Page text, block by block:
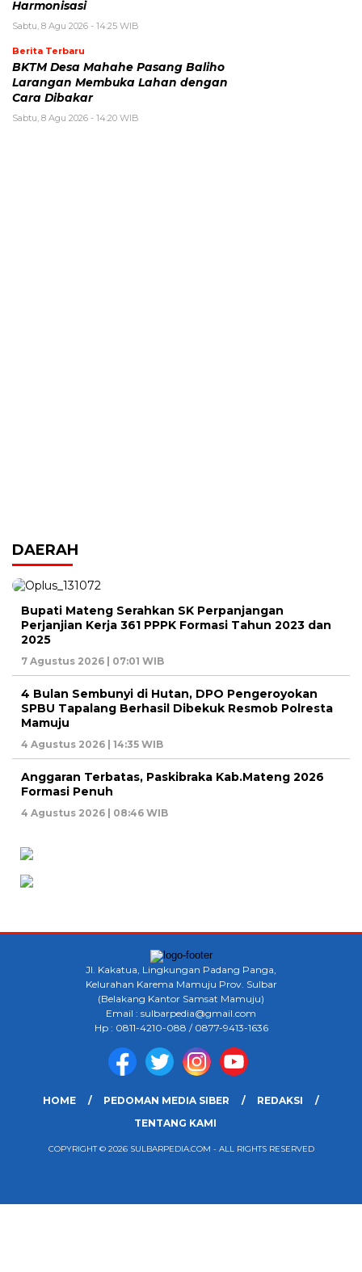
Harmonisasi
Sabtu, 8 Agu 2026 - 14:25 WIB
Berita Terbaru
BKTM Desa Mahahe Pasang Baliho
Larangan Membuka Lahan dengan
Cara Dibakar
Sabtu, 8 Agu 2026 - 14:20 WIB
DAERAH
Bupati Mateng Serahkan SK Perpanjangan
Perjanjian Kerja 361 PPPK Formasi Tahun 2023 dan
2025
7 Agustus 2026 | 07:01 WIB
4 Bulan Sembunyi di Hutan, DPO Pengeroyokan
SPBU Tapalang Berhasil Dibekuk Resmob Polresta
Mamuju
4 Agustus 2026 | 14:35 WIB
Anggaran Terbatas, Paskibraka Kab.Mateng 2026
Formasi Penuh
4 Agustus 2026 | 08:46 WIB
Jl. Kakatua, Lingkungan Padang Panga,
Kelurahan Karema Mamuju Prov. Sulbar
(Belakang Kantor Samsat Mamuju)
Email : sulbarpedia@gmail.com
Hp : 0811-4210-088 / 0877-9413-1636
HOME PEDOMAN MEDIA SIBER
REDAKSI
TENTANG KAMI
COPYRIGHT © 2026 SULBARPEDIA.COM - ALL RIGHTS RESERVED